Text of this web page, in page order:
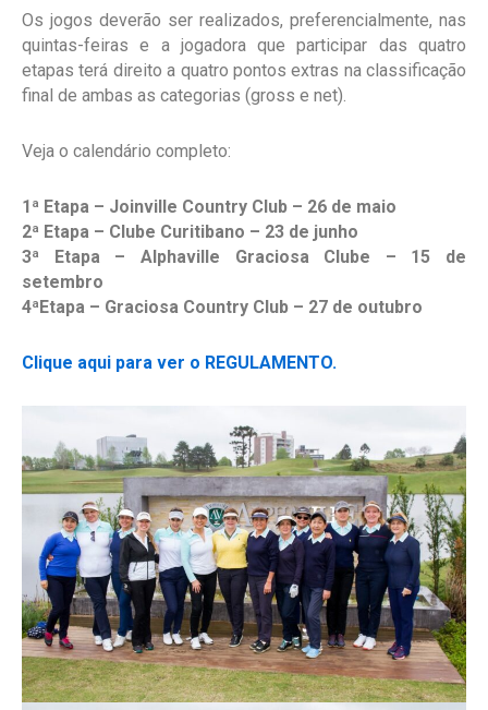
Os jogos deverão ser realizados, preferencialmente, nas
quintas-feiras e a jogadora que participar das quatro
etapas terá direito a quatro pontos extras na classificação
final de ambas as categorias (gross e net).
Veja o calendário completo:
1ª Etapa – Joinville Country Club – 26 de maio
2ª Etapa – Clube Curitibano – 23 de junho
3ª Etapa – Alphaville Graciosa Clube – 15 de
setembro
4ªEtapa – Graciosa Country Club – 27 de outubro
Clique aqui para ver o REGULAMENTO.